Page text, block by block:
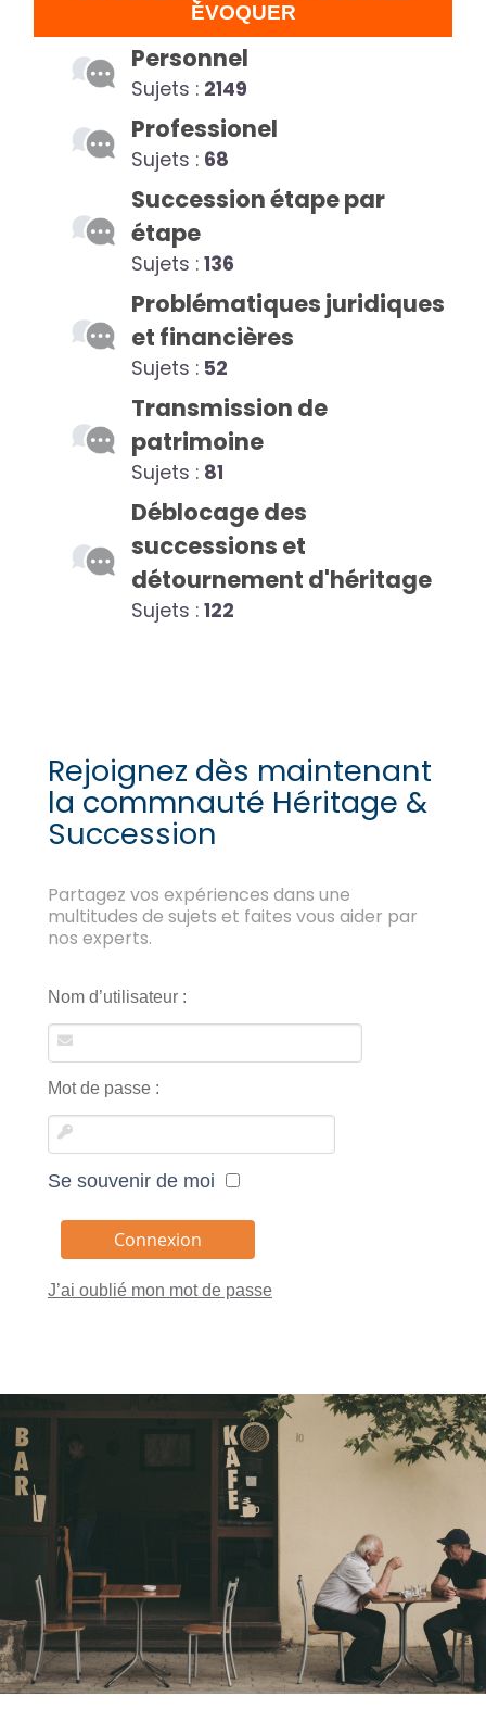
ÉVOQUER
Personnel
Sujets : 2149
Professionel
Sujets : 68
Succession étape par
étape
Sujets : 136
Problématiques juridiques
et financières
Sujets : 52
Transmission de
patrimoine
Sujets : 81
Déblocage des
successions et
détournement d'héritage
Sujets : 122
Rejoignez dès maintenant
la commnauté Héritage &
Succession
Partagez vos expériences dans une
multitudes de sujets et faites vous aider par
nos experts.
Nom d’utilisateur :
Mot de passe :
Se souvenir de moi
J’ai oublié mon mot de passe